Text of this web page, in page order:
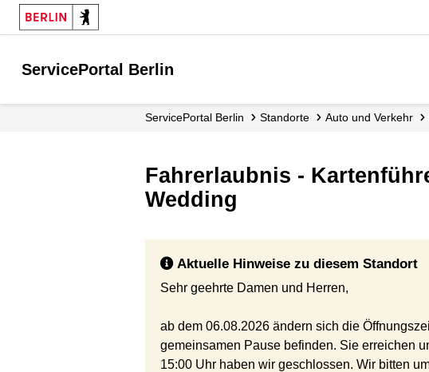
ServicePortal Berlin
ServicePortal Berlin Standorte Auto und Verkehr
Fahrerlaubnis -
Wedding
Aktuelle Hinweise zu diesem Standort
Sehr geehrte Damen und Herren,
ab dem 06.08.2026 ändern sich die
gemeinsamen Pause befinden. Sie erreichen
15:00 Uhr haben wir geschlossen. Wir bitten